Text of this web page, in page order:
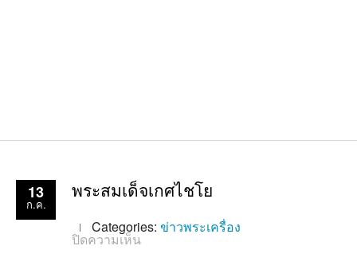
13
ก.ค.
พระสมเด็จเกศไชโย
Categories: ข่าวพระเครื่อง
ปิดความเห็นบน